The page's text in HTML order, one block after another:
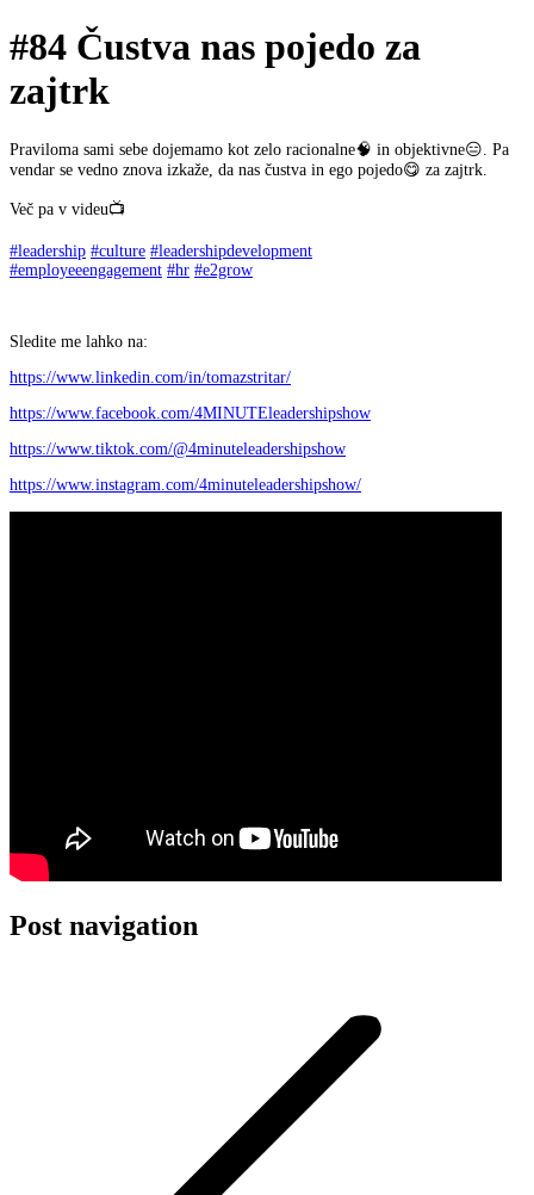
#84 Čustva nas pojedo za
zajtrk
Praviloma sami sebe dojemamo kot zelo racionalne🧠 in objektivne😑. Pa
vendar se vedno znova izkaže, da nas čustva in ego pojedo😋 za zajtrk.
Več pa v videu📺
#leadership #culture #leadershipdevelopment
#employeeengagement #hr #e2grow
Sledite me lahko na:
https://www.linkedin.com/in/tomazstritar/
https://www.facebook.com/4MINUTEleadershipshow
https://www.tiktok.com/@4minuteleadershipshow
https://www.instagram.com/4minuteleadershipshow/
Post navigation